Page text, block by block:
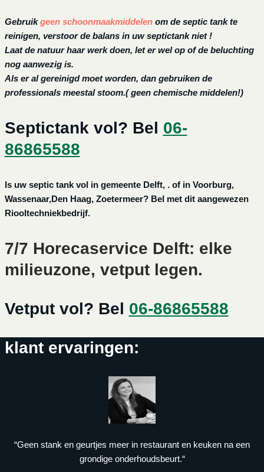
Gebruikgeen schoonmaakmiddelen om de septic tank te
reinigen, verstoor de balans in uw septictank niet !
Laat de natuur haar werk doen, let er wel op of de beluchting
nog aanwezig is.
Als er al gereinigd moet worden, dan gebruiken de
professionals meestal stoom.( geen chemische middelen!)
Septictank vol? Bel 06-
86865588
Is uw septic tank vol in gemeente Delft, . of in Voorburg,
Wassenaar,Den Haag, Zoetermeer? Bel met dit aangewezen
Riooltechniekbedrijf.
7/7 Horecaservice Delft: elke
milieuzone, vetput legen.
Vetput vol? Bel 06-86865588
klant ervaringen:
“Geen stank en geurtjes meer in restaurant en keuken na een
grondige onderhoudsbeurt.“